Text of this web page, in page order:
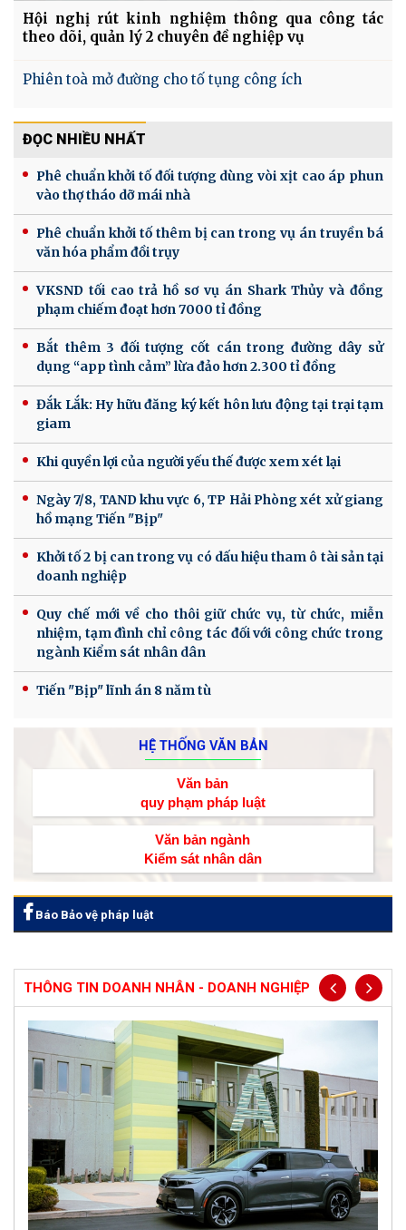
Hội nghị rút kinh nghiệm thông qua công tác
theo dõi, quản lý 2 chuyên đề nghiệp vụ
Phiên toà mở đường cho tố tụng công ích
ĐỌC NHIỀU NHẤT
Phê chuẩn khởi tố đối tượng dùng vòi xịt cao áp phun
vào thợ tháo dỡ mái nhà
Phê chuẩn khởi tố thêm bị can trong vụ án truyền bá
văn hóa phẩm đồi trụy
VKSND tối cao trả hồ sơ vụ án Shark Thủy và đồng
phạm chiếm đoạt hơn 7000 tỉ đồng
Bắt thêm 3 đối tượng cốt cán trong đường dây sử
dụng “app tình cảm” lừa đảo hơn 2.300 tỉ đồng
Đắk Lắk: Hy hữu đăng ký kết hôn lưu động tại trại tạm
giam
Khi quyền lợi của người yếu thế được xem xét lại
Ngày 7/8, TAND khu vực 6, TP Hải Phòng xét xử giang
hồ mạng Tiến "Bịp"
Khởi tố 2 bị can trong vụ có dấu hiệu tham ô tài sản tại
doanh nghiệp
Quy chế mới về cho thôi giữ chức vụ, từ chức, miễn
nhiệm, tạm đình chỉ công tác đối với công chức trong
ngành Kiểm sát nhân dân
Tiến "Bịp" lĩnh án 8 năm tù
HỆ THỐNG VĂN BẢN
Văn bản
quy phạm pháp luật
Văn bản ngành
Kiểm sát nhân dân
Báo Bảo vệ pháp luật
THÔNG TIN DOANH NHÂN - DOANH NGHIỆP